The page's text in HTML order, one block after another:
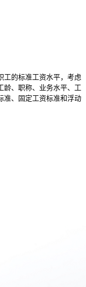
工的标准工资水平，考虑
龄、职称、业务水平、工
准、固定工资标准和浮动